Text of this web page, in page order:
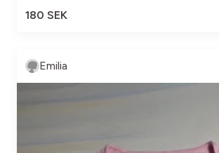
180 SEK
Emilia